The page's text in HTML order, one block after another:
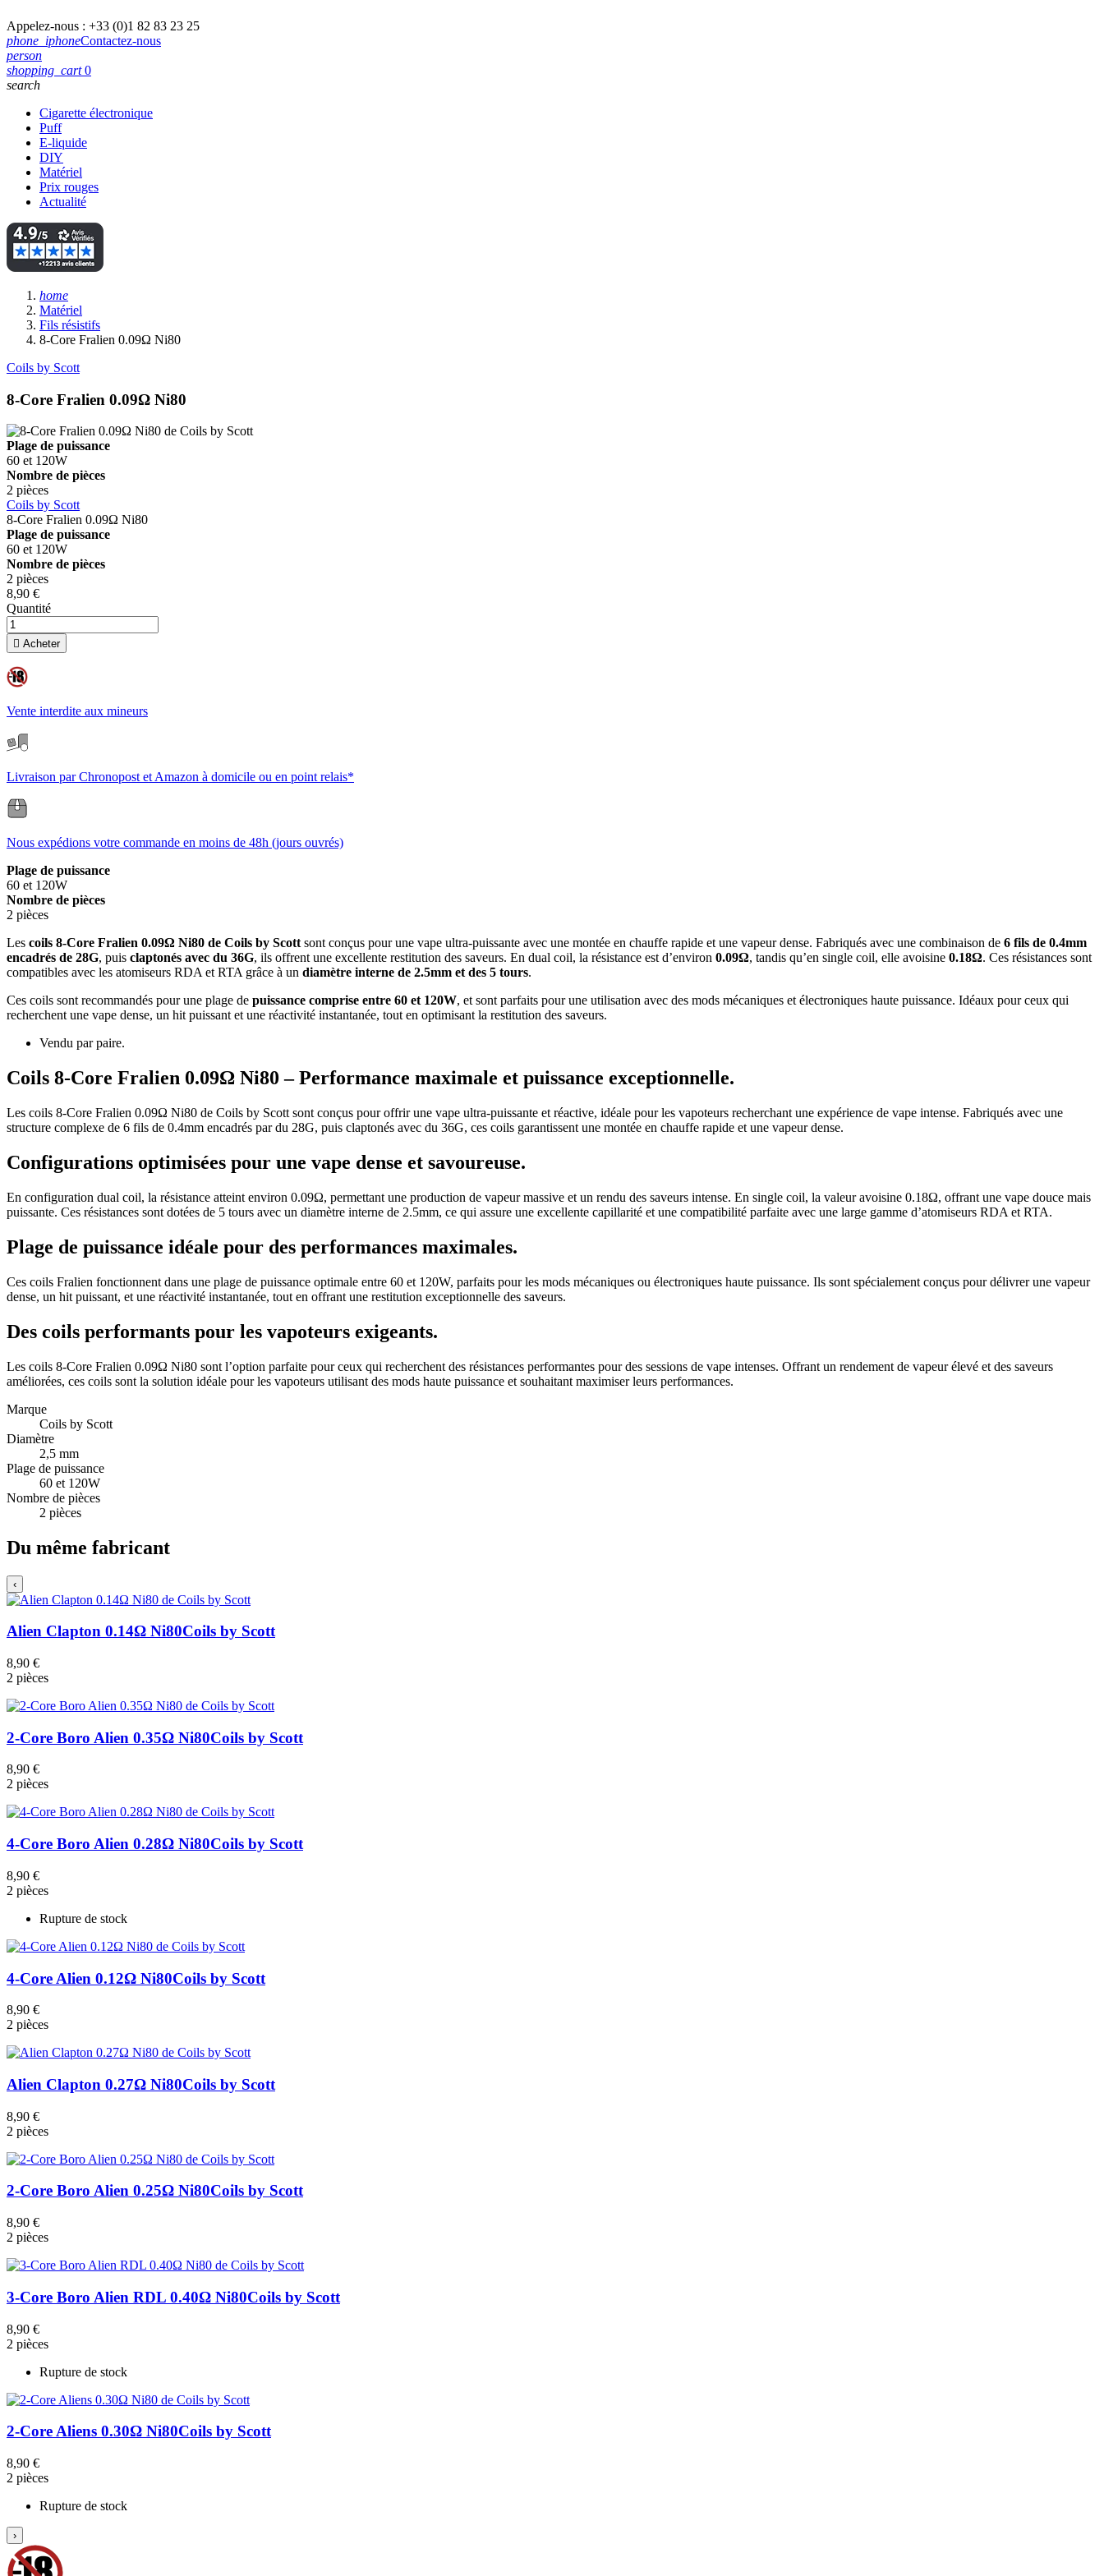
Appelez-nous : +33 (0)1 82 83 23 25
phone_iphoneContactez-nous
person
shopping_cart 0
search
Cigarette électronique
Puff
E-liquide
DIY
Matériel
Prix rouges
Actualité
home
Matériel
Fils résistifs
8-Core Fralien 0.09Ω Ni80
Coils by Scott
8-Core Fralien 0.09Ω Ni80
Plage de puissance
60 et 120W
Nombre de pièces
2 pièces
Coils by Scott
8-Core Fralien 0.09Ω Ni80
Plage de puissance
60 et 120W
Nombre de pièces
2 pièces
8,90 €
Quantité
 Acheter
Vente interdite aux mineurs
Livraison par Chronopost et Amazon à domicile ou en point relais*
Nous expédions votre commande en moins de 48h (jours ouvrés)
Plage de puissance
60 et 120W
Nombre de pièces
2 pièces
Les coils 8-Core Fralien 0.09Ω Ni80 de Coils by Scottsont conçus pour une vape ultra-puissante avec une montée en chauffe rapide et une vapeur dense. Fabriqués avec une combinaison de 6 fils de 0.4mm
encadrés de 28G, puis claptonés avec du 36G, ils offrent une excellente restitution des saveurs. En dual coil, la résistance est d’environ 0.09Ω, tandis qu’en single coil, elle avoisine 0.18Ω. Ces résistances sont
compatibles avec les atomiseurs RDA et RTA grâce à un diamètre interne de 2.5mm et des 5 tours.
Ces coils sont recommandés pour une plage de puissance comprise entre 60 et 120W, et sont parfaits pour une utilisation avec des mods mécaniques et électroniques haute puissance. Idéaux pour ceux qui
recherchent une vape dense, un hit puissant et une réactivité instantanée, tout en optimisant la restitution des saveurs.
Vendu par paire.
Coils 8-Core Fralien 0.09Ω Ni80 – Performance maximale et puissance exceptionnelle.
Les coils 8-Core Fralien 0.09Ω Ni80 de Coils by Scott sont conçus pour offrir une vape ultra-puissante et réactive, idéale pour les vapoteurs recherchant une expérience de vape intense. Fabriqués avec une
structure complexe de 6 fils de 0.4mm encadrés par du 28G, puis claptonés avec du 36G, ces coils garantissent une montée en chauffe rapide et une vapeur dense.
Configurations optimisées pour une vape dense et savoureuse.
En configuration dual coil, la résistance atteint environ 0.09Ω, permettant une production de vapeur massive et un rendu des saveurs intense. En single coil, la valeur avoisine 0.18Ω, offrant une vape douce mais
puissante. Ces résistances sont dotées de 5 tours avec un diamètre interne de 2.5mm, ce qui assure une excellente capillarité et une compatibilité parfaite avec une large gamme d’atomiseurs RDA et RTA.
Plage de puissance idéale pour des performances maximales.
Ces coils Fralien fonctionnent dans une plage de puissance optimale entre 60 et 120W, parfaits pour les mods mécaniques ou électroniques haute puissance. Ils sont spécialement conçus pour délivrer une vapeur
dense, un hit puissant, et une réactivité instantanée, tout en offrant une restitution exceptionnelle des saveurs.
Des coils performants pour les vapoteurs exigeants.
Les coils 8-Core Fralien 0.09Ω Ni80 sont l’option parfaite pour ceux qui recherchent des résistances performantes pour des sessions de vape intenses. Offrant un rendement de vapeur élevé et des saveurs
améliorées, ces coils sont la solution idéale pour les vapoteurs utilisant des mods haute puissance et souhaitant maximiser leurs performances.
Marque
Coils by Scott
Diamètre
2,5 mm
Plage de puissance
60 et 120W
Nombre de pièces
2 pièces
Du même fabricant
‹
Alien Clapton 0.14Ω Ni80Coils by Scott
8,90 €
2 pièces
2-Core Boro Alien 0.35Ω Ni80Coils by Scott
8,90 €
2 pièces
4-Core Boro Alien 0.28Ω Ni80Coils by Scott
8,90 €
2 pièces
Rupture de stock
4-Core Alien 0.12Ω Ni80Coils by Scott
8,90 €
2 pièces
Alien Clapton 0.27Ω Ni80Coils by Scott
8,90 €
2 pièces
2-Core Boro Alien 0.25Ω Ni80Coils by Scott
8,90 €
2 pièces
3-Core Boro Alien RDL 0.40Ω Ni80Coils by Scott
8,90 €
2 pièces
Rupture de stock
2-Core Aliens 0.30Ω Ni80Coils by Scott
8,90 €
2 pièces
Rupture de stock
›